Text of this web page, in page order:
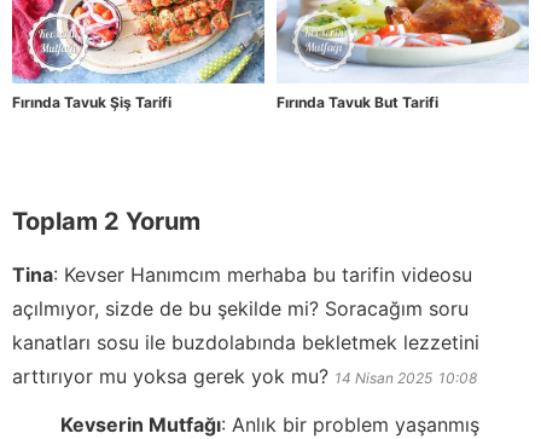
Fırında Tavuk Şiş Tarifi Fırında Tavuk But Tarifi
Toplam 2 Yorum
Tina: Kevser Hanımcım merhaba bu tarifin videosu
açılmıyor, sizde de bu şekilde mi? Soracağım soru
kanatları sosu ile buzdolabında bekletmek lezzetini
arttırıyor mu yoksa gerek yok mu? 14 Nisan 2025 10:08
Kevserin Mutfağı: Anlık bir problem yaşanmış